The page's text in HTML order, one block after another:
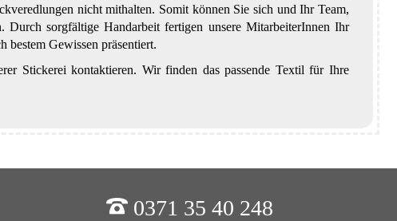
nicht mithalten. Somit können Sie sich und Ihr Team,
Durch sorgfältige Handarbeit fertigen unsere MitarbeiterInnen Ihr
Gewissen präsentiert.
Stickerei kontaktieren. Wir finden das passende Textil für Ihre
0371 35 40 248